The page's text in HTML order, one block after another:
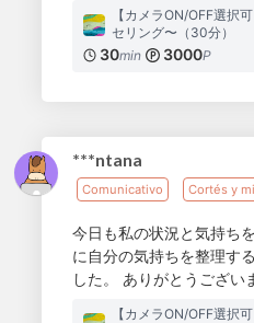
【カメラON/OFF選択
セリング〜（30分）
30min 3000P
***ntana
Comunicativo Cortés y
今日も私の状況と気持ち
に自分の気持ちを整理す
した。 ありがとうござい
【カメラON/OFF選択